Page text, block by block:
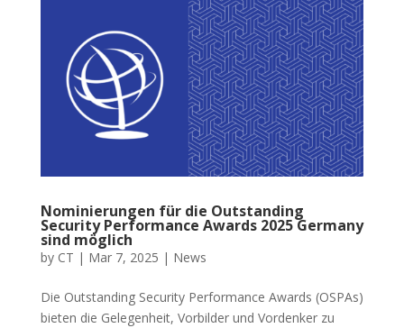
Nominierungen für die Outstanding
Security Performance Awards 2025 Germany
sind möglich
by CT | Mar 7, 2025 | News
Die Outstanding Security Performance Awards (OSPAs)
bieten die Gelegenheit, Vorbilder und Vordenker zu